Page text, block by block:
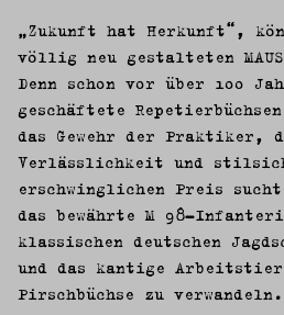
„Zukunft hat Herkunft“,
völlig neu gestalteten
Denn schon vor über 100
geschäftete Repetierbüchsen
das Gewehr der Praktiker,
Verlässlichkeit und
erschwinglichen Preis
das bewährte M 98-
klassischen deutschen
und das kantige
Pirschbüchse zu verwandeln.